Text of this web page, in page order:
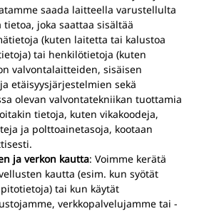
saada laitteella varustellulta
tietoa, joka saattaa sisältää
(kuten laitetta tai kalustoa
tai henkilötietoja (kuten
valvontalaitteiden, sisäisen
etäisyysjärjestelmien sekä
olevan valvontatekniikan tuottamia
tietoja, kuten vikakoodeja,
ja polttoainetasoja, kootaan
ja verkon kautta: Voimme kerätä
kautta (esim. kun syötät
tai kun käytät
verkkopalvelujamme tai -